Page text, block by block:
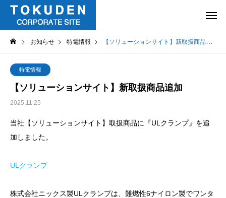
お知らせ 特電情報 【ソリューションサイト】新取扱商品追加
特電情報
【ソリューションサイト】新取扱商品追加
2025.11.25
当社【ソリューションサイト】取扱商品に『ULクランプ』を追
加しました。
ULクランプ
株式会社ニックス製ULクランプは、難燃性6ナイロン製でワンタ